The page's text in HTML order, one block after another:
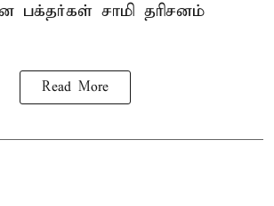
பக்தர்கள் சாமி தரிசனம்
Read More